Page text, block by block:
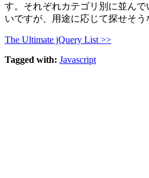
す。それぞれカテゴリ別に並ん
いですが、用途に応じて探せそう
The Ultimate jQuery List >>
Tagged with: Javascript